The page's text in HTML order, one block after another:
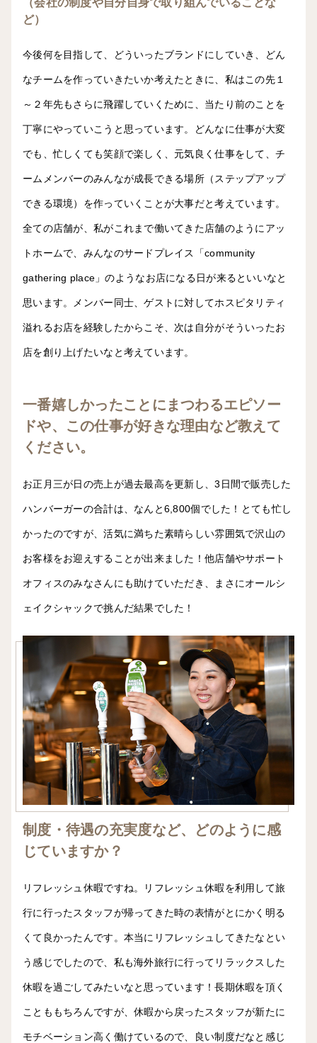
（会社の制度や自分自身で取り組んでいることな
ど）
今後何を目指して、どういったブランドにしていき、どん
なチームを作っていきたいか考えたときに、私はこの先１
～２年先もさらに飛躍していくために、当たり前のことを
丁寧にやっていこうと思っています。どんなに仕事が大変
でも、忙しくても笑顔で楽しく、元気良く仕事をして、チ
ームメンバーのみんなが成長できる場所（ステップアップ
できる環境）を作っていくことが大事だと考えています。
全ての店舗が、私がこれまで働いてきた店舗のようにアッ
トホームで、みんなのサードプレイス「community
gathering place」のようなお店になる日が来るといいなと
思います。メンバー同士、ゲストに対してホスピタリティ
溢れるお店を経験したからこそ、次は自分がそういったお
店を創り上げたいなと考えています。
一番嬉しかったことにまつわるエピソー
ドや、この仕事が好きな理由など教えて
ください。
お正月三が日の売上が過去最高を更新し、3日間で販売した
ハンバーガーの合計は、なんと6,800個でした！とても忙し
かったのですが、活気に満ちた素晴らしい雰囲気で沢山の
お客様をお迎えすることが出来ました！他店舗やサポート
オフィスのみなさんにも助けていただき、まさにオールシ
ェイクシャックで挑んだ結果でした！
制度・待遇の充実度など、どのように感
じていますか？
リフレッシュ休暇ですね。リフレッシュ休暇を利用して旅
行に行ったスタッフが帰ってきた時の表情がとにかく明る
くて良かったんです。本当にリフレッシュしてきたなとい
う感じでしたので、私も海外旅行に行ってリラックスした
休暇を過ごしてみたいなと思っています！長期休暇を頂く
ことももちろんですが、休暇から戻ったスタッフが新たに
モチベーション高く働けているので、良い制度だなと感じ